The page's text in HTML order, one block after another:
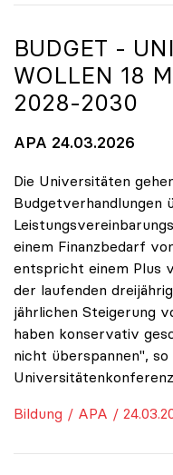
BUDGET -
WOLLEN 18
2028-2030
APA 24.03.2026
Die Universitäten
Budgetverhandlungen
einem Finanzbedarf
entspricht einem Plus
der laufenden
jährlichen Steigerung
haben konservativ
nicht überspannen",
Bildung / APA /